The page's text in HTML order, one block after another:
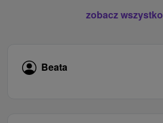
zobacz wszystko
Beata